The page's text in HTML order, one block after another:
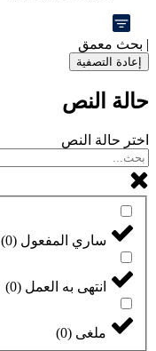
| بحث معمق
إعادة التصفية
حالة النص
اختر حالة النص
ساري المفعول (
0
)
انتهى به العمل (
0
)
ملغى (
0
)